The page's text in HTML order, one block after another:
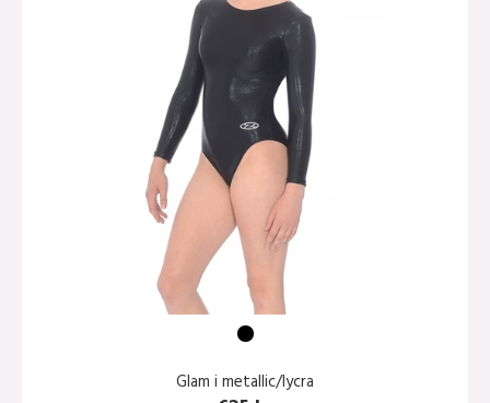
Glam i metallic/lycra